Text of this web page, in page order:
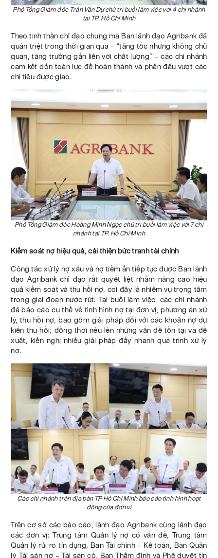
Phó Tổng Giám đốc Trần Văn Dự chủ trì buổi làm việc với 4 chi nhánh
tại TP. Hồ Chí Minh
Theo tinh thần chỉ đạo chung mà Ban lãnh đạo Agribank đã
quán triệt trong thời gian qua – “tăng tốc nhưng không chủ
quan, tăng trưởng gắn liền với chất lượng” – các chi nhánh
cam kết dồn toàn lực để hoàn thành và phấn đấu vượt các
chỉ tiêu được giao.
Phó Tổng Giám đốc Hoàng Minh Ngọc chủ trì buổi làm việc với 7 chi
nhánh tại TP. Hồ Chí Minh
Kiểm soát nợ hiệu quả, cải thiện bức tranh tài chính
Công tác xử lý nợ xấu và nợ tiềm ẩn tiếp tục được Ban lãnh
đạo Agribank chỉ đạo rất quyết liệt nhằm nâng cao hiệu
quả kiểm soát và thu hồi nợ, coi đây là nhiệm vụ trọng tâm
trong giai đoạn nước rút. Tại buổi làm việc, các chi nhánh
đã báo cáo cụ thể về tình hình nợ tại đơn vị, phương án xử
lý, thu hồi nợ, bao gồm giải pháp đối với các khoản nợ dự
kiến thu hồi; đồng thời nêu lên những vấn đề tồn tại và đề
xuất, kiến nghị nhiều giải pháp đẩy nhanh quá trình xử lý
nợ.
Các chi nhánh trên địa bàn TP Hồ Chí Minh báo cáo tình hình hoạt
động của đơn vị
Trên cơ sở các báo cáo, lãnh đạo Agribank cùng lãnh đạo
các đơn vị: Trung tâm Quản lý nợ có vấn đề, Trung tâm
Quản lý rủi ro tín dụng, Ban Tài chính – Kế toán, Ban Quản
lý Tài sản nợ – Tài sản có, Ban Thẩm định và Phê duyệt tín